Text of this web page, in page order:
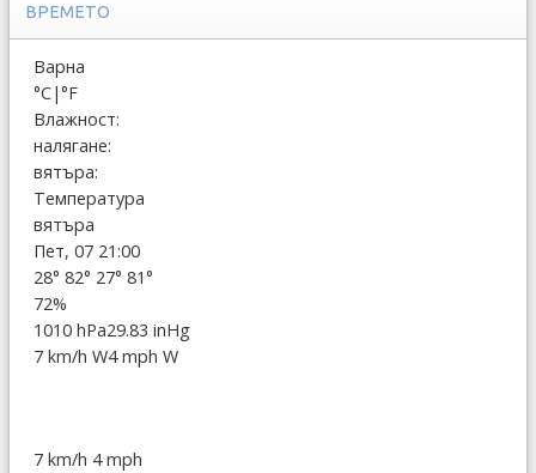
ВРЕМЕТО
Варна
°C|°F
Влажност:
налягане:
вятъра:
Температура
вятъра
Пет, 07 21:00
28° 82° 27° 81°
72%
1010 hPa29.83 inHg
7 km/h W4 mph W
7 km/h 4 mph